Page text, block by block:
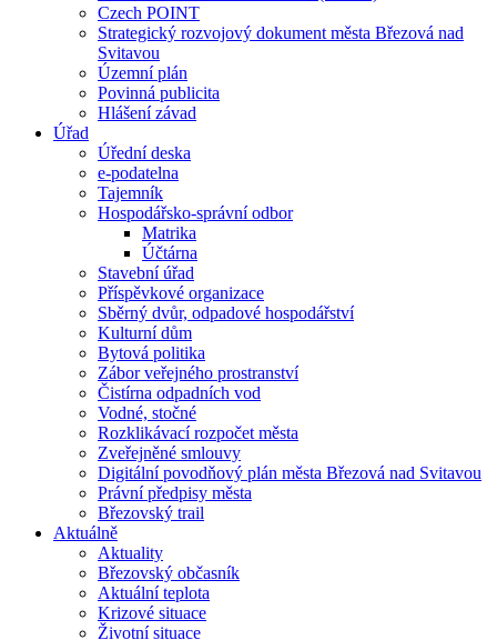
Czech POINT
Strategický rozvojový dokument města Březová nad
Svitavou
Územní plán
Povinná publicita
Hlášení závad
Úřad
Úřední deska
e-podatelna
Tajemník
Hospodářsko-správní odbor
Matrika
Účtárna
Stavební úřad
Příspěvkové organizace
Sběrný dvůr, odpadové hospodářství
Kulturní dům
Bytová politika
Zábor veřejného prostranství
Čistírna odpadních vod
Vodné, stočné
Rozklikávací rozpočet města
Zveřejněné smlouvy
Digitální povodňový plán města Březová nad Svitavou
Právní předpisy města
Březovský trail
Aktuálně
Aktuality
Březovský občasník
Aktuální teplota
Krizové situace
Životní situace